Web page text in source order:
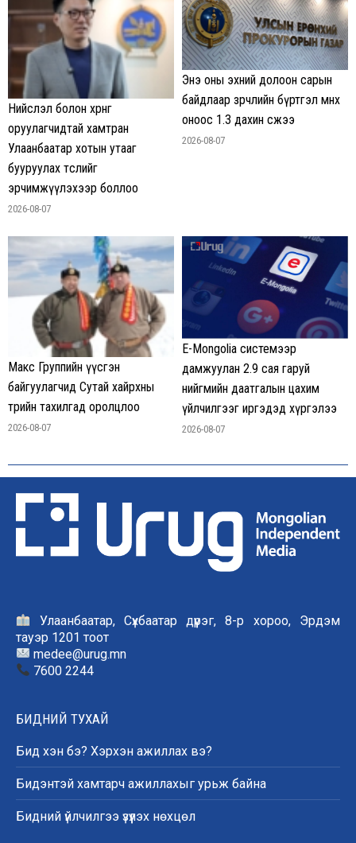
Нийслэл болон хөрөнгө
оруулагчидтай хамтран
Улаанбаатар хотын утааг
бууруулах төслийг
эрчимжүүлэхээр боллоо
2026-08-07
Энэ оны эхний долоон сарын
байдлаар зөрчлийн бүртгэл өмнөх
оноос 1.3 дахин өсжээ
2026-08-07
Макс Группийн үүсгэн
байгуулагчид Сутай хайрхны
төрийн тахилгад оролцлоо
2026-08-07
E-Mongolia системээр
дамжуулан 2.9 сая гаруй
нийгмийн даатгалын цахим
үйлчилгээг иргэдэд хүргэлээ
2026-08-07
Улаанбаатар, Сүхбаатар дүүрэг, 8-р хороо, Эрдэм
тауэр 1201 тоот
medee@urug.mn
7600 2244
БИДНИЙ ТУХАЙ
Бид хэн бэ? Хэрхэн ажиллах вэ?
Бидэнтэй хамтарч ажиллахыг урьж байна
Бидний үйлчилгээ үзүүлэх нөхцөл